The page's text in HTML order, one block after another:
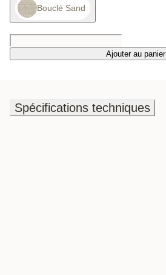
Bouclé Sand
Ajouter au panier
Ajouter au panier
Spécifications techniques